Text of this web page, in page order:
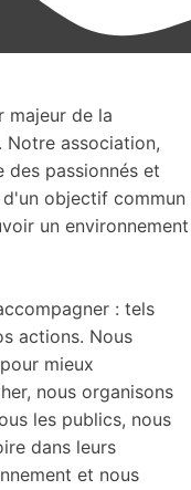
majeur de la
Notre association,
des passionnés et
objectif commun
un environnement
: tels
actions. Nous
mieux
nous organisons
les publics, nous
dans leurs
et nous